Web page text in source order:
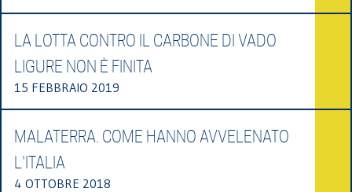
LA LOTTA CONTRO IL CARBONE DI VADO
LIGURE NON È FINITA
15 FEBBRAIO 2019
MALATERRA. COME HANNO AVVELENATO
L'ITALIA
4 OTTOBRE 2018